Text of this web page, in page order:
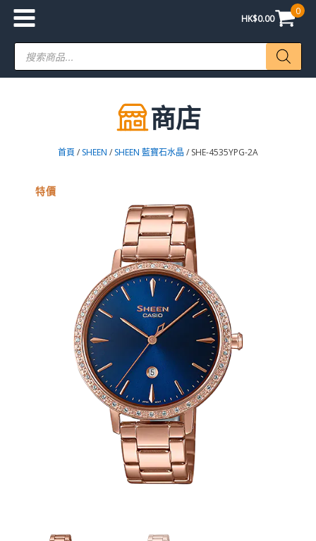
HK$0.00
0
Products
search
商店
首頁 / SHEEN / SHEEN 藍寶石水晶 / SHE-4535YPG-2A
特價